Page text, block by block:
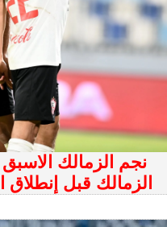
نجم الزمالك
الزمالك قبل